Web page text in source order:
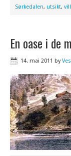
Sørkedalen, utsikt,
En oase i de
14. mai 2011 by